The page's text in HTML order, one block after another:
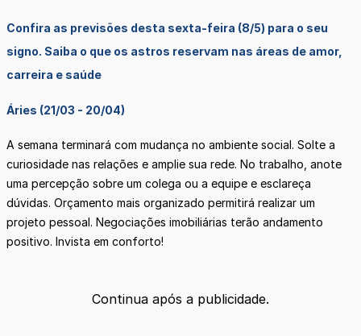
Confira as previsões desta sexta-feira (8/5) para o seu
signo. Saiba o que os astros reservam nas áreas de amor,
carreira e saúde
Áries (21/03 - 20/04)
A semana terminará com mudança no ambiente social. Solte a
curiosidade nas relações e amplie sua rede. No trabalho, anote
uma percepção sobre um colega ou a equipe e esclareça
dúvidas. Orçamento mais organizado permitirá realizar um
projeto pessoal. Negociações imobiliárias terão andamento
positivo. Invista em conforto!
Continua após a publicidade.